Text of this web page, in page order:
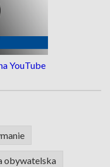
obywatelska